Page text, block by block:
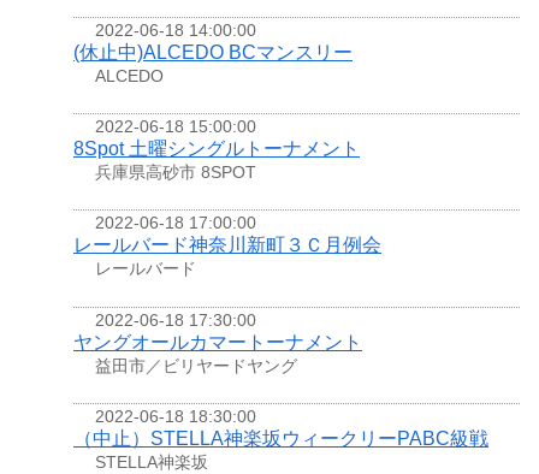
2022-06-18 14:00:00
(休止中)ALCEDO BCマンスリー
ALCEDO
2022-06-18 15:00:00
8Spot 土曜シングルトーナメント
兵庫県高砂市 8SPOT
2022-06-18 17:00:00
レールバード神奈川新町３Ｃ月例会
レールバード
2022-06-18 17:30:00
ヤングオールカマートーナメント
益田市／ビリヤードヤング
2022-06-18 18:30:00
（中止）STELLA神楽坂ウィークリーPABC級戦
STELLA神楽坂